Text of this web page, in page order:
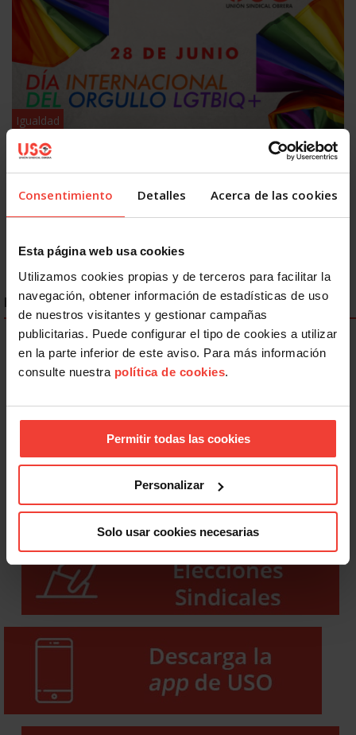
Consentimiento Detalles Acerca de las cookies
Esta página web usa cookies
Utilizamos cookies propias y de terceros para facilitar la
navegación, obtener información de estadísticas de uso
de nuestros visitantes y gestionar campañas
publicitarias. Puede configurar el tipo de cookies a utilizar
en la parte inferior de este aviso. Para más información
consulte nuestra política de cookies.
Permitir todas las cookies
Personalizar
Solo usar cookies necesarias
Igualdad
Discriminación LGTBIQ+: el 77,8% del colectivo oculta su
identidad en el trabajo
26 JUNIO, 2026
ENLACES DESTACADOS